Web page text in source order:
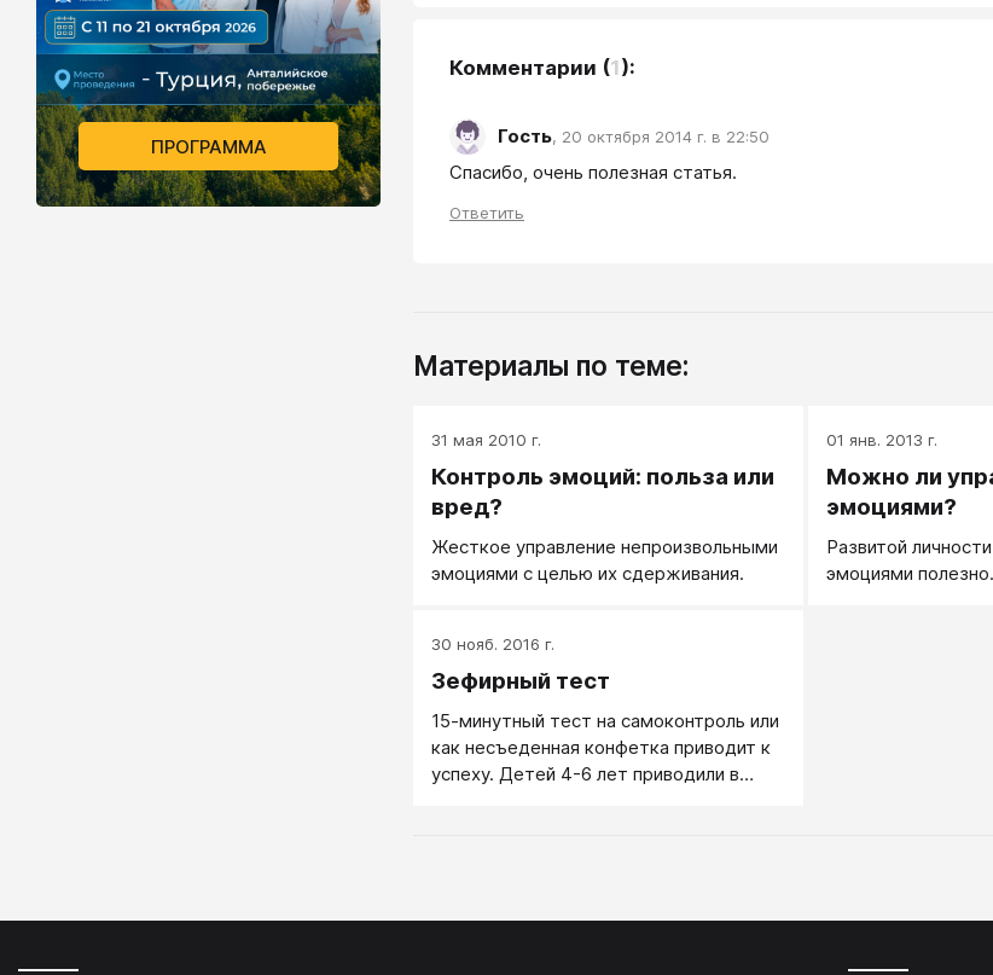
Комментарии (1):
Гость, 20 октября 2014 г. в 22:50
Спасибо, очень полезная статья.
Ответить
Материалы по теме:
31 мая 2010 г.
Контроль эмоций: польза или
вред?
Жесткое управление непроизвольными
эмоциями с целью их сдерживания.
01 янв. 2013 г.
Можно ли
эмоциями?
Развитой
эмоциями полезно.
30 нояб. 2016 г.
Зефирный тест
15-минутный тест на самоконтроль или
как несъеденная конфетка приводит к
успеху. Детей 4-6 лет приводили в
ПРОГРАММА